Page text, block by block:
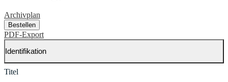
Archivplan
Bestellen
PDF-Export
Identifikation
Titel